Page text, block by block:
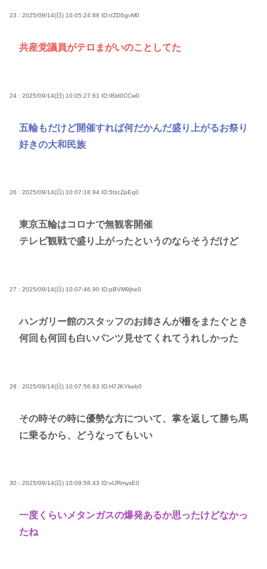
23 : 2025/09/14(日) 10:05:24.88 ID:r/ZDSgvM0
共産党議員がテロまがいのことしてた
24 : 2025/09/14(日) 10:05:27.61 ID:IBld0CCw0
五輪もだけど開催すれば何だかんだ盛り上がるお祭り
好きの大和民族
26 : 2025/09/14(日) 10:07:18.94 ID:5fzcZpEq0
東京五輪はコロナで無観客開催
テレビ観戦で盛り上がったというのならそうだけど
27 : 2025/09/14(日) 10:07:46.90 ID:pBVM9jhe0
ハンガリー館のスタッフのお姉さんが柵をまたぐとき
何回も何回も白いパンツ見せてくれてうれしかった
28 : 2025/09/14(日) 10:07:56.83 ID:H7JKYkeb0
その時その時に優勢な方について、掌を返して勝ち馬
に乗るから、どうなってもいい
30 : 2025/09/14(日) 10:09:58.43 ID:vIJRmysE0
一度くらいメタンガスの爆発あるか思ったけどなかっ
たね